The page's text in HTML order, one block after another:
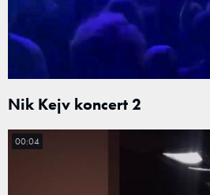
Nik Kejv koncert 2
00:04